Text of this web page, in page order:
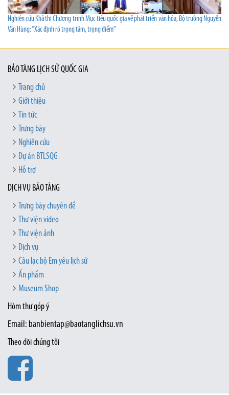
Nghiên cứu Khả thi Chương trình Mục tiêu quốc gia về phát triển văn hóa, Bộ trưởng Nguyễn
Văn Hùng: “Xác định rõ trọng tâm, trọng điểm”
BẢO TÀNG LỊCH SỬ QUỐC GIA
Trang chủ
Giới thiệu
Tin tức
Trưng bày
Nghiên cứu
Dự án BTLSQG
Hỗ trợ
DỊCH VỤ BẢO TÀNG
Trưng bày chuyên đề
Thư viện video
Thư viện ảnh
Dịch vụ
Câu lạc bộ Em yêu lịch sử
Ấn phẩm
Museum Shop
Hòm thư góp ý
Email: banbientap@baotanglichsu.vn
Theo dõi chúng tôi